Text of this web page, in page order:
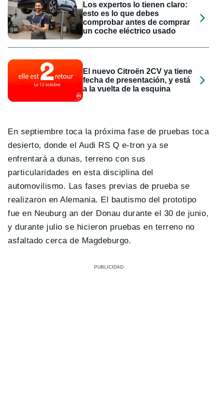
Los expertos lo tienen claro:
esto es lo que debes
comprobar antes de comprar
un coche eléctrico usado
El nuevo Citroën 2CV ya tiene
fecha de presentación, y está
a la vuelta de la esquina
En septiembre toca la próxima fase de pruebas toca
desierto, donde el Audi RS Q e-tron ya se
enfrentará a dunas, terreno con sus
particularidades en esta disciplina del
automovilismo. Las fases previas de prueba se
realizaron en Alemania. El bautismo del prototipo
fue en Neuburg an der Donau durante el 30 de junio,
y durante julio se hicieron pruebas en terreno no
asfaltado cerca de Magdeburgo.